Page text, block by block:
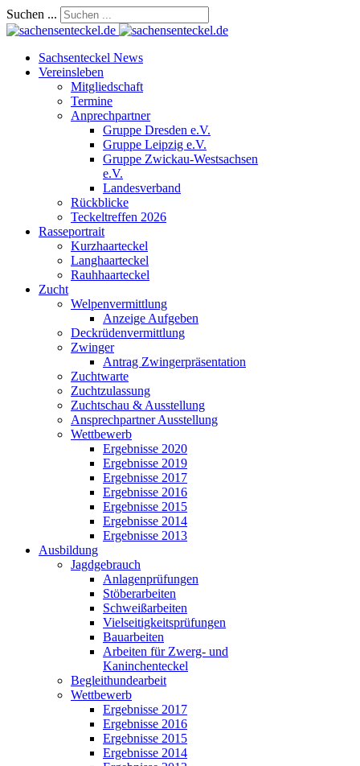
Suchen ...
Sachsenteckel News
Vereinsleben
Mitgliedschaft
Termine
Anprechpartner
Gruppe Dresden e.V.
Gruppe Leipzig e.V.
Gruppe Zwickau-Westsachsen
e.V.
Landesverband
Rückblicke
Teckeltreffen 2026
Rasseportrait
Kurzhaarteckel
Langhaarteckel
Rauhhaarteckel
Zucht
Welpenvermittlung
Anzeige Aufgeben
Deckrüdenvermittlung
Zwinger
Antrag Zwingerpräsentation
Zuchtwarte
Zuchtzulassung
Zuchtschau & Ausstellung
Ansprechpartner Ausstellung
Wettbewerb
Ergebnisse 2020
Ergebnisse 2019
Ergebnisse 2017
Ergebnisse 2016
Ergebnisse 2015
Ergebnisse 2014
Ergebnisse 2013
Ausbildung
Jagdgebrauch
Anlagenprüfungen
Stöberarbeiten
Schweißarbeiten
Vielseitigkeitsprüfungen
Bauarbeiten
Arbeiten für Zwerg- und
Kaninchenteckel
Begleithundearbeit
Wettbewerb
Ergebnisse 2017
Ergebnisse 2016
Ergebnisse 2015
Ergebnisse 2014